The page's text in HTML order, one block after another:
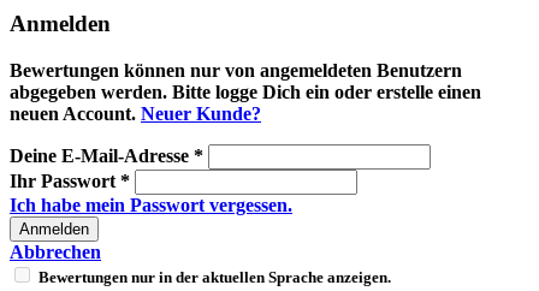
Anmelden
Bewertungen können nur von angemeldeten Benutzern
abgegeben werden. Bitte logge Dich ein oder erstelle einen
neuen Account. Neuer Kunde?
Deine E-Mail-Adresse *
Ihr Passwort *
Ich habe mein Passwort vergessen.
Anmelden
Abbrechen
Bewertungen nur in der aktuellen Sprache anzeigen.